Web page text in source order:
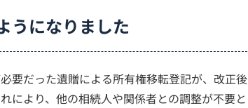
うになりました
要だった遺贈による所有権移転登記が、改正後
により、他の相続人や関係者との調整が不要と